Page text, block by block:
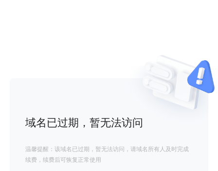
域名已过期，暂无法访问
温馨提醒：该域名已过期，暂无法访问，请域名所有人及时完成
续费，续费后可恢复正常使用